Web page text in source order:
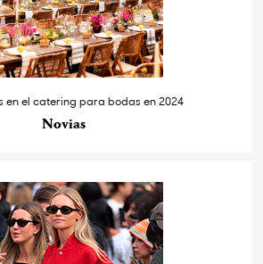
en el catering para bodas en 2024
Novias